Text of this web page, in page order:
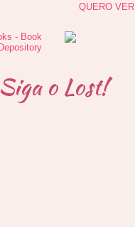
QUERO VER
Siga o Lost!